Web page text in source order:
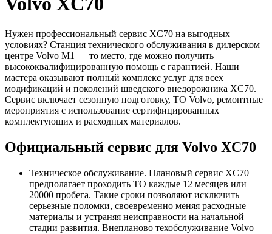
Нужен профессиональный сервис XC70 на выгодных
условиях? Станция технического обслуживания в дилерском
центре Volvo M1 — то место, где можно получить
высококвалифицированную помощь с гарантией. Наши
мастера оказывают полный комплекс услуг для всех
модификаций и поколений шведского внедорожника XC70.
Сервис включает сезонную подготовку, ТО Volvo, ремонтные
мероприятия с использование сертифицированных
комплектующих и расходных материалов.
Официальный сервис для Volvo XC70
Техническое обслуживание. Плановый сервис XC70
предполагает проходить ТО каждые 12 месяцев или
20000 пробега. Такие сроки позволяют исключить
серьезные поломки, своевременно меняя расходные
материалы и устраняя неисправности на начальной
стадии развития. Внепланово техобслуживание Volvo